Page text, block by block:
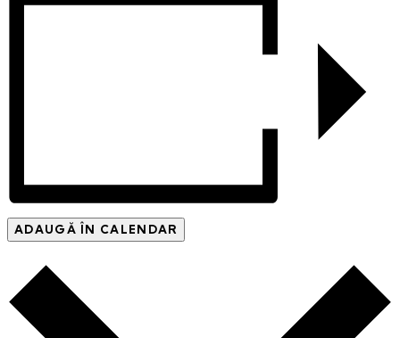
ADAUGĂ ÎN CALENDAR